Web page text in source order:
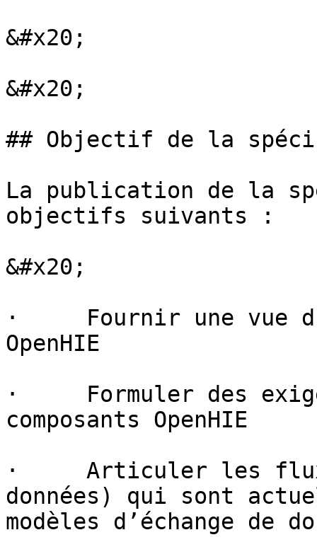
&#x20;
&#x20;
## Objectif de la
La publication de la
objectifs suivants :
&#x20;
·     Fournir une vue
OpenHIE
·     Formuler des
composants OpenHIE
·     Articuler les flux
données) qui sont
modèles d’échange de